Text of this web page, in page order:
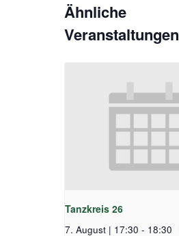
Ähnliche
Veranstaltungen
Tanzkreis 26
7. August | 17:30 - 18:30